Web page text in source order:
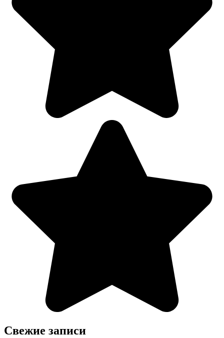
Свежие записи